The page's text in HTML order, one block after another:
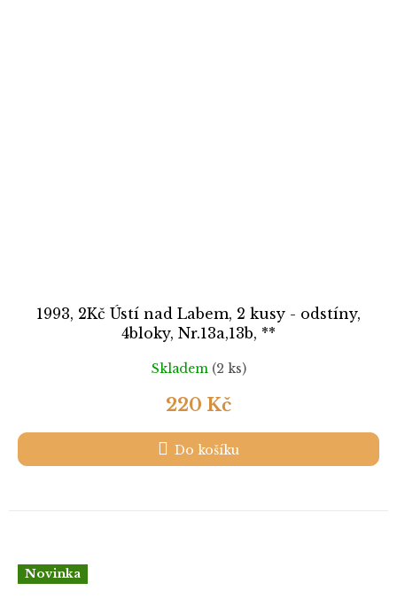
1993, 2Kč Ústí nad Labem, 2 kusy - odstíny,
4bloky, Nr.13a,13b, **
Skladem (2 ks)
220 Kč
Do košíku
Novinka